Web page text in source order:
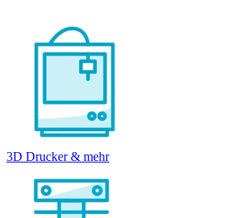
3D Drucker & mehr